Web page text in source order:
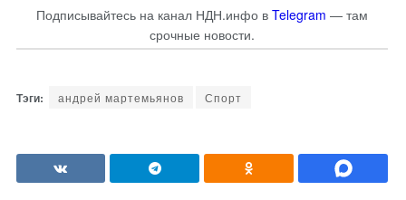
Подписывайтесь на канал НДН.инфо в Telegram — там
срочные новости.
андрей мартемьянов Спорт